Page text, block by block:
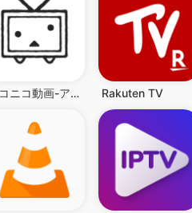
ニコニコ動画-アニメやボカロ動画が見放題の動画アプリ Rakuten TV